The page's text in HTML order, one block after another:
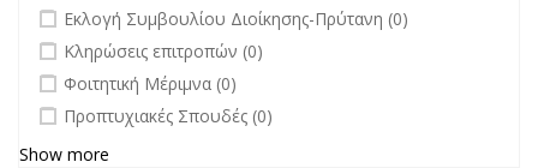
undefined
Εκλογή Συμβουλίου Διοίκησης-Πρύτανη (0)
undefined
Κληρώσεις επιτροπών (0)
undefined
Φοιτητική Μέριμνα (0)
undefined
Προπτυχιακές Σπουδές (0)
Show more